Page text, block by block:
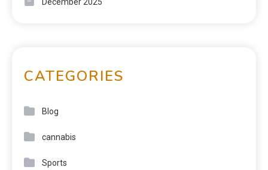
CATEGORIES
Blog
cannabis
Sports